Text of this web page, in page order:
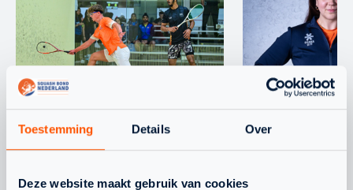
Toestemming Details Over
Deze website maakt gebruik van cookies
ERVARING VOOR
NEDERLANDS TEAM
CHANEL